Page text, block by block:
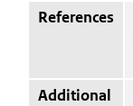
References
Additional